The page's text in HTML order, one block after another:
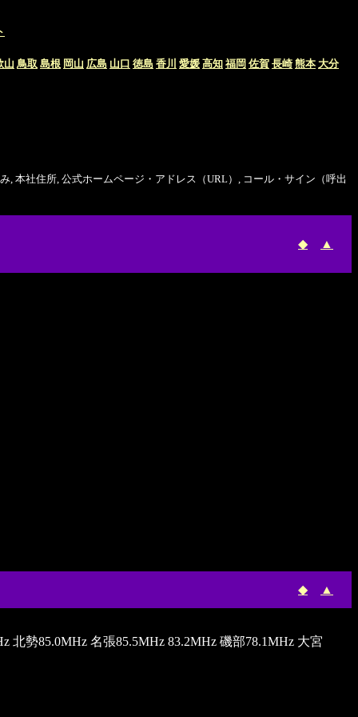
山 鳥取 島根 岡山 広島 山口 徳島 香川 愛媛 高知 福岡 佐賀 長崎 熊本 大分
本社住所, 公式ホームページ・アドレス（URL）, コール・サイン（呼出
◆ ▲
◆ ▲
勢85.0MHz 名張85.5MHz 83.2MHz 磯部78.1MHz 大宮